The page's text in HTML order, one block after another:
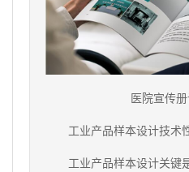
医院宣传
工业产品样本设计技术
工业产品样本设计关键